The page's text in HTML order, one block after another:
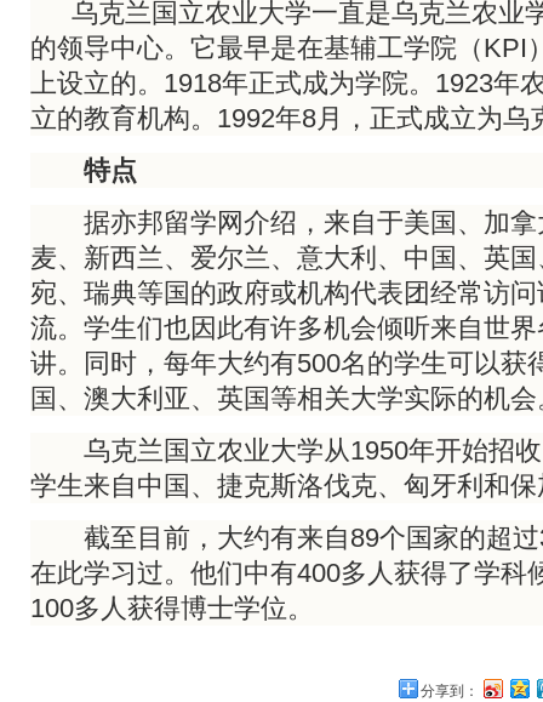
乌克兰国立农业大学一直是乌克兰农业
的领导中心。它最早是在基辅工学院（KPI
上设立的。1918年正式成为学院。1923年
立的教育机构。1992年8月，正式成立为乌
特点
据亦邦留学网介绍，来自于美国、加拿
麦、新西兰、爱尔兰、意大利、中国、英
宛、瑞典等国的政府或机构代表团经常访
流。学生们也因此有许多机会倾听来自世
讲。同时，每年大约有500名的学生可以获
国、澳大利亚、英国等相关大学实际的机会
乌克兰国立农业大学从1950年开始招收
学生来自中国、捷克斯洛伐克、匈牙利和
截至目前，大约有来自89个国家的超过
在此学习过。他们中有400多人获得了学科
100多人获得博士学位。
分享到：